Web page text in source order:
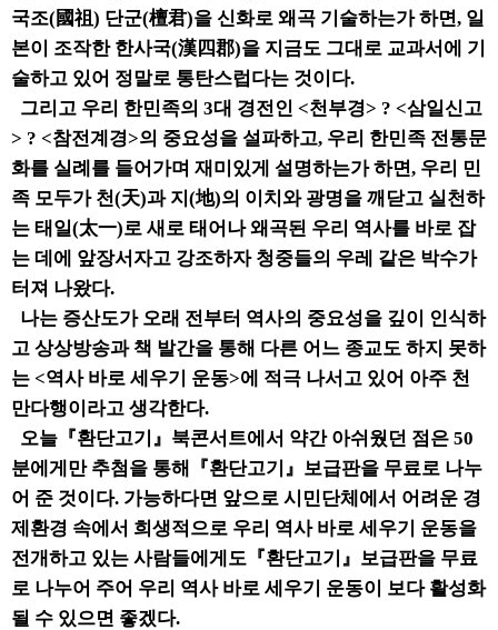
국조(國祖) 단군(檀君)을 신화로 왜곡 기술하는가 하면, 일
본이 조작한 한사국(漢四郡)을 지금도 그대로 교과서에 기
술하고 있어 정말로 통탄스럽다는 것이다.
그리고 우리 한민족의 3대 경전인 <천부경> ? <삼일신고
> ? <참전계경>의 중요성을 설파하고, 우리 한민족 전통문
화를 실례를 들어가며 재미있게 설명하는가 하면, 우리 민
족 모두가 천(天)과 지(地)의 이치와 광명을 깨닫고 실천하
는 태일(太一)로 새로 태어나 왜곡된 우리 역사를 바로 잡
는 데에 앞장서자고 강조하자 청중들의 우레 같은 박수가
터져 나왔다.
나는 증산도가 오래 전부터 역사의 중요성을 깊이 인식하
고 상상방송과 책 발간을 통해 다른 어느 종교도 하지 못하
는 <역사 바로 세우기 운동>에 적극 나서고 있어 아주 천
만다행이라고 생각한다.
오늘『환단고기』북콘서트에서 약간 아쉬웠던 점은 50
분에게만 추첨을 통해『환단고기』보급판을 무료로 나누
어 준 것이다. 가능하다면 앞으로 시민단체에서 어려운 경
제환경 속에서 희생적으로 우리 역사 바로 세우기 운동을
전개하고 있는 사람들에게도『환단고기』보급판을 무료
로 나누어 주어 우리 역사 바로 세우기 운동이 보다 활성화
될 수 있으면 좋겠다.